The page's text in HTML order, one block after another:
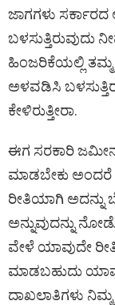
ಜಾಗಗಳು
ಬಳಸುತ್ತಿರುವುದು
ಹಿಂಜರಿಕೆಯಲ್ಲಿ ತಮ್ಮ
ಅಳವಡಿಸಿ
ಕೇಳಿರುತ್ತೀರಾ.
ಈಗ ಸರಕಾರಿ
ಮಾಡಬೇಕು
ರೀತಿಯಾಗಿ ಅದನ್ನು
ಅನ್ನುವುದನ್ನು
ವೇಳೆ ಯಾವುದೇ
ಮಾಡಬಹುದು
ದಾಖಲಾತಿಗಳು